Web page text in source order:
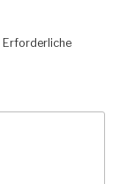
Erforderliche